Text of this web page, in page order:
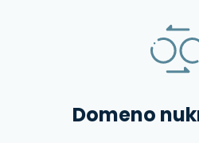
Domeno